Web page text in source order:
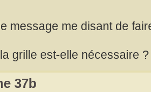
message me disant de
grille est-elle nécessaire ?
37b